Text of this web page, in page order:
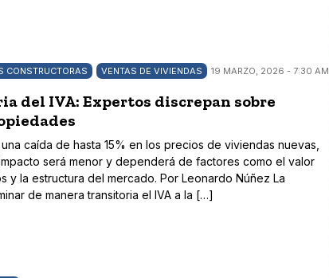
CONSTRUCTORAS VENTAS DE VIVIENDAS 19 MARZO, 2026 - 7:30 AM
del IVA: Expertos discrepan sobre
caída de hasta 15% en los precios de viviendas nuevas,
será menor y dependerá de factores como el valor
y la estructura del mercado. Por Leonardo Núñez La
de manera transitoria el IVA a la […]